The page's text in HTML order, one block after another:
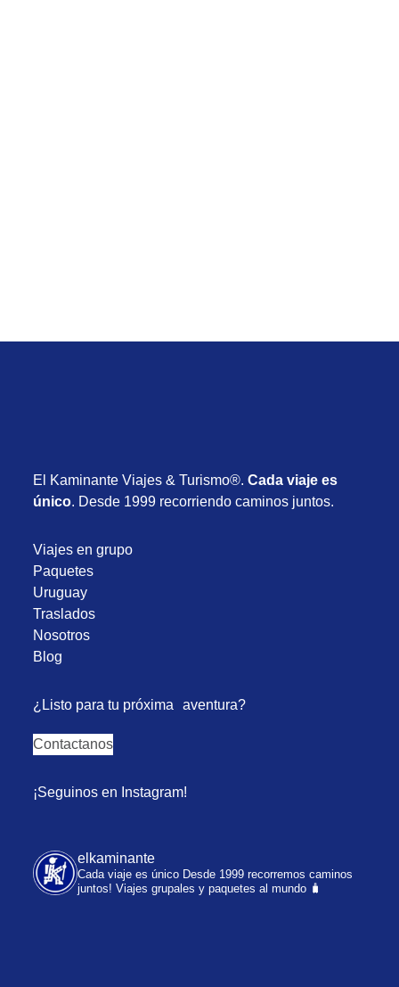
El Kaminante Viajes & Turismo®.Cada viaje es
único. Desde 1999 recorriendo caminos juntos.
Viajes en grupo
Paquetes
Uruguay
Traslados
Nosotros
Blog
¿Listo para tu próxima aventura?
Contactanos
¡Seguinos en Instagram!
elkaminante
Cada viaje es único Desde 1999 recorremos caminos
juntos! Viajes grupales y paquetes al mundo 🧳